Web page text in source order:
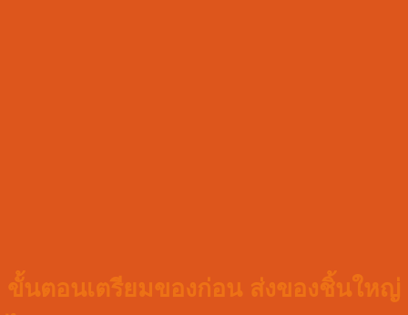
ขั้นตอนเตรียมของก่อน ส่งของชิ้นใหญ่